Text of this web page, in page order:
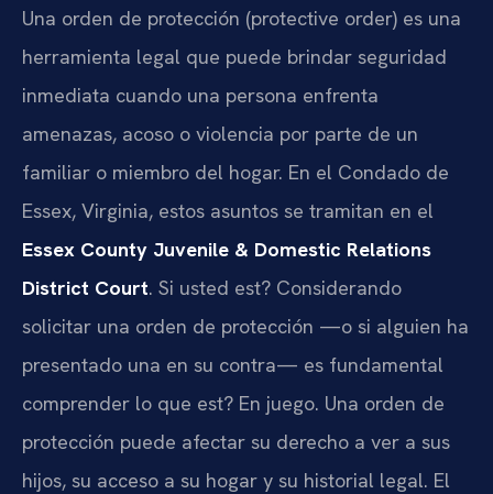
Una orden de protección (protective order) es una
herramienta legal que puede brindar seguridad
inmediata cuando una persona enfrenta
amenazas, acoso o violencia por parte de un
familiar o miembro del hogar. En el Condado de
Essex, Virginia, estos asuntos se tramitan en el
Essex County Juvenile & Domestic Relations
District Court. Si usted est? Considerando
solicitar una orden de protección —o si alguien ha
presentado una en su contra— es fundamental
comprender lo que est? En juego. Una orden de
protección puede afectar su derecho a ver a sus
hijos, su acceso a su hogar y su historial legal. El